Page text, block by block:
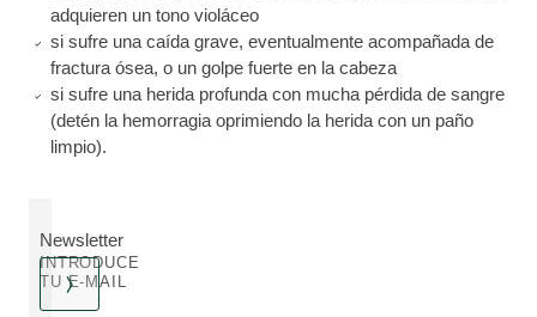
adquieren un tono violáceo
si sufre una caída grave, eventualmente acompañada de
fractura ósea, o un golpe fuerte en la cabeza
si sufre una herida profunda con mucha pérdida de sangre
(detén la hemorragia oprimiendo la herida con un paño
limpio).
Newsletter
INTRODUCE
TU E-MAIL